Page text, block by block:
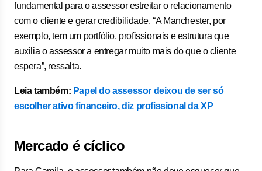
fundamental para o assessor estreitar o relacionamento
com o cliente e gerar credibilidade. “A Manchester, por
exemplo, tem um portfólio, profissionais e estrutura que
auxilia o assessor a entregar muito mais do que o cliente
espera”, ressalta.
Leia também: Papel do assessor deixou de ser só
escolher ativo financeiro, diz profissional da XP
Mercado é cíclico